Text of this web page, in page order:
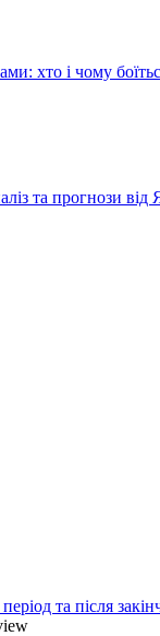
хто і чому
та прогнози від
та після